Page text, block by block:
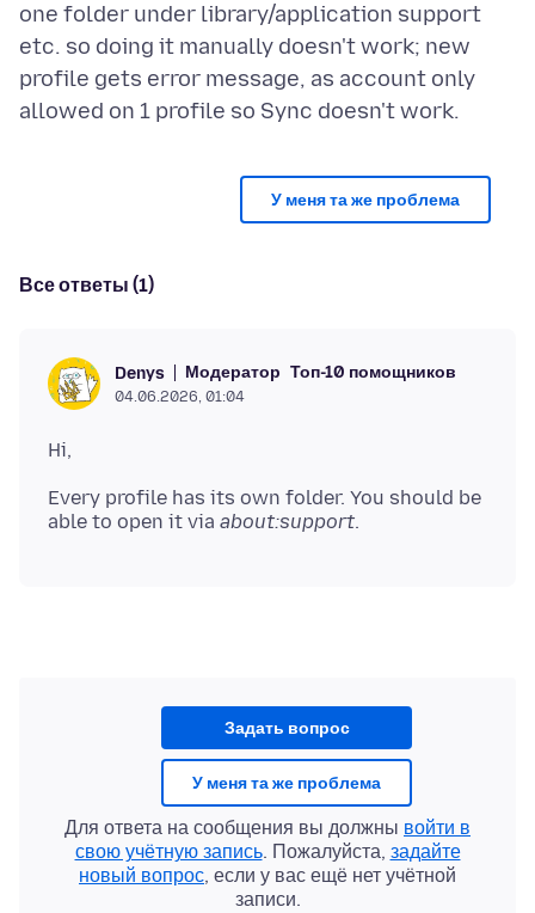
one folder under library/application support
etc. so doing it manually doesn't work; new
profile gets error message, as account only
У меня та же проблема
Все ответы (1)
Denys Модератор Топ-10 помощников
04.06.2026, 01:04
Every profile has its own folder. You should be
able to open it via about:support
Задать вопрос
У меня та же проблема
Для ответа на сообщения вы должны войти в
свою учётную запись. Пожалуйста, задайте
новый вопрос, если у вас ещё нет учётной
записи.